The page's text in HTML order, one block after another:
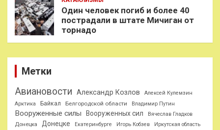
Один человек погиб и более 40
пострадали в штате Мичиган от
торнадо
Метки
Авиановости Александр Козлов
Алексей Кулемзин
Арктика
Байкал Белгородской области Владимир Путин
Вооруженные силы Вооруженных сил
Вячеслав Гладков
Донецка
Донецке Екатеринбурге Игорь Кобзев Иркутская область